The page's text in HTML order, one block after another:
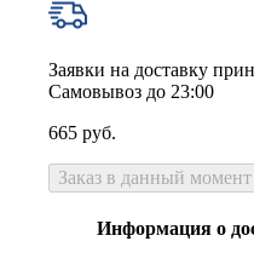
Заявки на доставку
Самовывоз до 23:00
665 руб.
Заказ в данный
Информация о